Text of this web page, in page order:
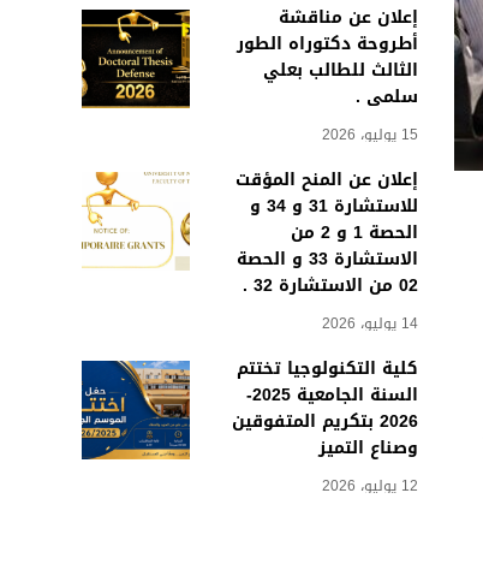
إعلان عن مناقشة
أطروحة دكتوراه الطور
الثالث للطالب بعلي
سلمى .
15 يوليو، 2026
إعلان عن المنح المؤقت
للاستشارة 31 و 34 و
الحصة 1 و 2 من
الاستشارة 33 و الحصة
02 من الاستشارة 32 .
14 يوليو، 2026
كلية التكنولوجيا تختتم
السنة الجامعية 2025-
2026 بتكريم المتفوقين
وصناع التميز
12 يوليو، 2026